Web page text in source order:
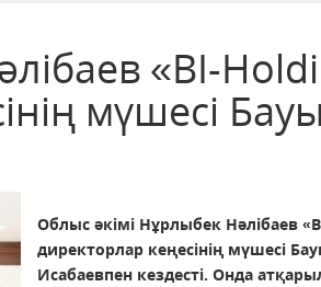
«BI-
мүшесі
Облыс әкімі Нұрлыбек Нәлібаев
директорлар кеңесінің мүшесі
Исабаевпен кездесті. Онда